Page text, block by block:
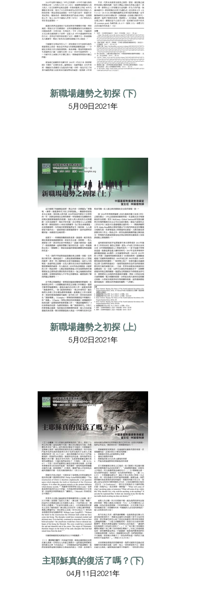
新職場趨勢之初探 (下)
5月09日2021年
新職場趨勢之初探 (上)
5月02日2021年
主耶穌真的復活了嗎？(下)
04月11日2021年